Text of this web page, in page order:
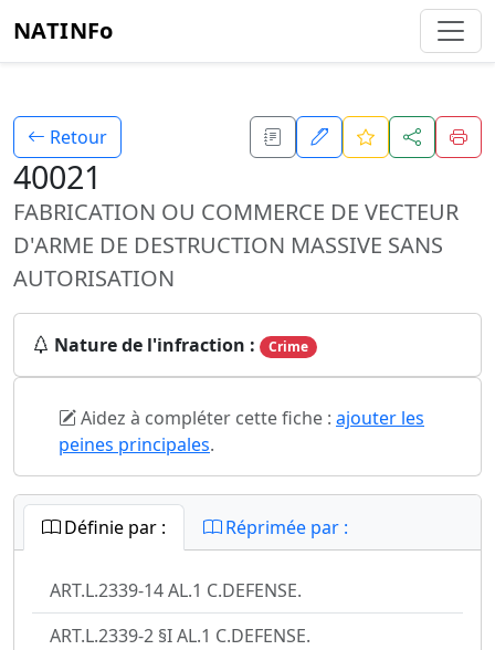
NATINFo
Retour
40021
FABRICATION OU COMMERCE DE VECTEUR
D'ARME DE DESTRUCTION MASSIVE SANS
AUTORISATION
Nature de l'infraction : Crime
Aidez à compléter cette fiche : ajouter les
peines principales.
Définie par : Réprimée par :
ART.L.2339-14 AL.1 C.DEFENSE.
ART.L.2339-2 §I AL.1 C.DEFENSE.